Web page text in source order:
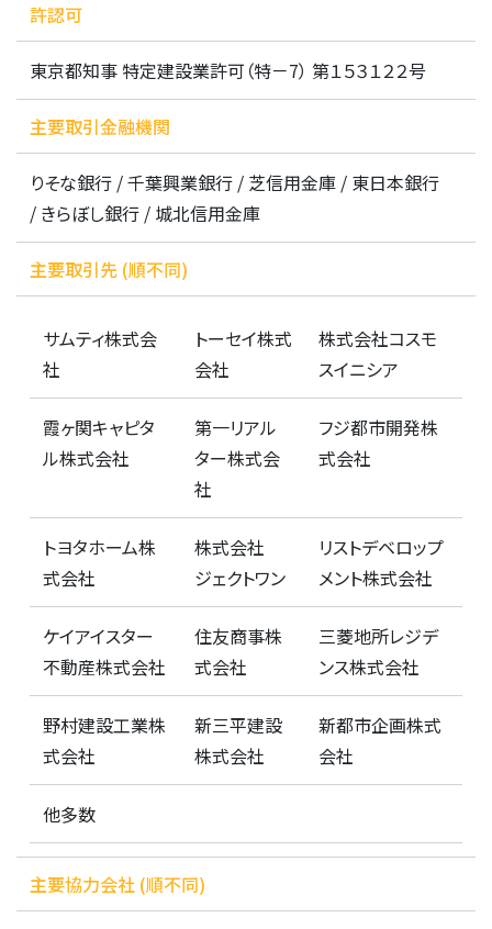
許認可
東京都知事 特定建設業許可（特－7） 第１５３１２２号
主要取引金融機関
りそな銀行 / 千葉興業銀行 / 芝信用金庫 / 東日本銀行
/ きらぼし銀行 / 城北信用金庫
主要取引先 (順不同)
サムティ株式会
社
トーセイ株式
会社
株式会社コスモ
スイニシア
霞ヶ関キャピタ
ル株式会社
第一リアル
ター株式会
社
フジ都市開発株
式会社
トヨタホーム株
式会社
株式会社
ジェクトワン
リストデベロップ
メント株式会社
ケイアイスター
不動産株式会社
住友商事株
式会社
三菱地所レジデ
ンス株式会社
野村建設工業株
式会社
新三平建設
株式会社
新都市企画株式
会社
他多数
主要協力会社 (順不同)